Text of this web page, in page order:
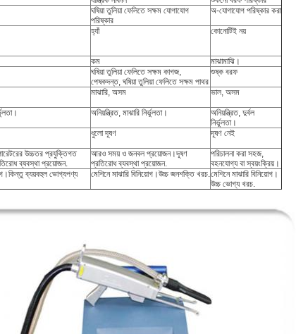
ঘষিয়া তুলিয়া ফেলিতে সক্ষম যোগাযোগ
পরিষ্কার
অ-যোগাযোগ পরিষ্কার করা
হ্যাঁ কোনোটিই নয়
কম
মাঝামাঝি।
ঘষিয়া তুলিয়া ফেলিতে সক্ষম কাগজ,
পেষকদন্ত, ঘষিয়া তুলিয়া ফেলিতে সক্ষম পাথর
শুষ্ক বরফ
মাঝারি, অসম ভাল, অসম
অনিয়ন্ত্রিত, মাঝারি নির্ভুলতা।
অনিয়ন্ত্রিত, দুর্বল
নির্ভুলতা।
ধুলো দূষণ দূষণ নেই
উচ্চতর প্রযুক্তিগত
ব্যবস্থা প্রয়োজন.
আরও সময় ও জনবল প্রয়োজন।দূষণ
প্রতিরোধ ব্যবস্থা প্রয়োজন.
পরিচালনা করা সহজ,
বহনযোগ্য বা স্বয়ংক্রিয়।
ব্যয়বহুল ভোগ্যপণ্য মেশিনে মাঝারি বিনিয়োগ।উচ্চ জনশক্তি খরচ.মেশিনে মাঝারি বিনিয়োগ।
উচ্চ ভোগ্য খরচ.